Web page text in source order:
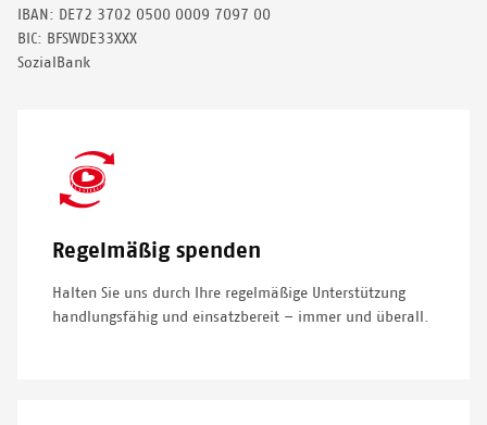
IBAN: DE72 3702 0500 0009 7097 00
BIC: BFSWDE33XXX
SozialBank
SVG
Icon
Regelmäßig spenden
Halten Sie uns durch Ihre regelmäßige Unterstützung
handlungsfähig und einsatzbereit – immer und überall.